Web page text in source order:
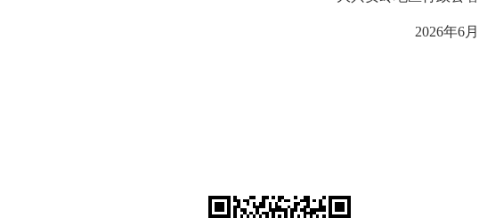
年6月22